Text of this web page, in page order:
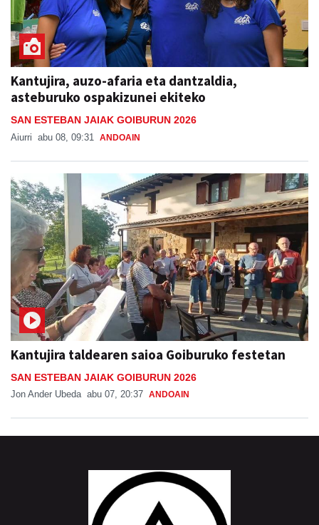
Kantujira, auzo-afaria eta dantzaldia,
asteburuko ospakizunei ekiteko
SAN ESTEBAN JAIAK GOIBURUN 2026
Aiurri abu 08, 09:31 ANDOAIN
Kantujira taldearen saioa Goiburuko festetan
SAN ESTEBAN JAIAK GOIBURUN 2026
Jon Ander Ubeda abu 07, 20:37 ANDOAIN